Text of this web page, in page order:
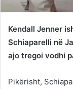
Kendall Jenner
Schiaparelli në
ajo tregoi vodhi
Pikërisht,